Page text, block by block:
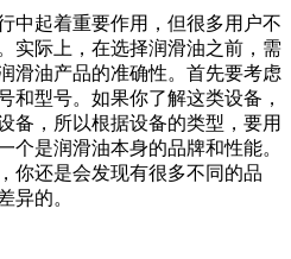
中起着重要作用，但很多用户不
实际上，在选择润滑油之前，需
滑油产品的准确性。首先要考虑
和型号。如果你了解这类设备，
备，所以根据设备的类型，要用
个是润滑油本身的品牌和性能。
你还是会发现有很多不同的品
异的。